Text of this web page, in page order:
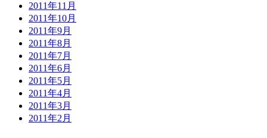
2011年11月
2011年10月
2011年9月
2011年8月
2011年7月
2011年6月
2011年5月
2011年4月
2011年3月
2011年2月